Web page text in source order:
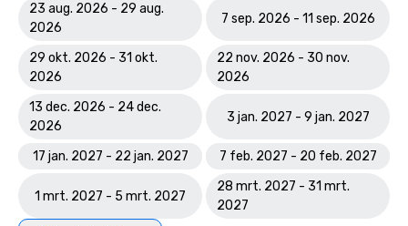
23 aug. 2026 - 29 aug.
2026
7 sep. 2026 - 11 sep. 2026
29 okt. 2026 - 31 okt.
2026
22 nov. 2026 - 30 nov.
2026
13 dec. 2026 - 24 dec.
2026
3 jan. 2027 - 9 jan. 2027
17 jan. 2027 - 22 jan. 2027 7 feb. 2027 - 20 feb. 2027
1 mrt. 2027 - 5 mrt. 2027
28 mrt. 2027 - 31 mrt.
2027